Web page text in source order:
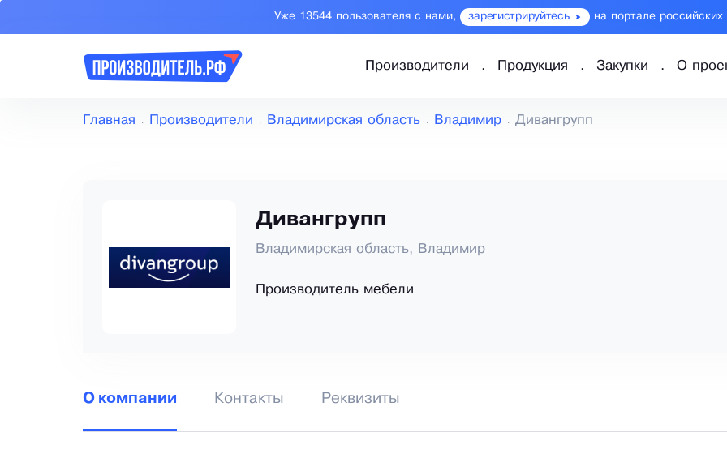
Уже 13544 пользователя с нами, зарегистрируйтесь на портале российских
Производители Продукция Закупки О
Главная Производители Владимирская область Владимир Дивангрупп
Дивангрупп
Владимирская область, Владимир
Производитель мебели
О компании Контакты Реквизиты